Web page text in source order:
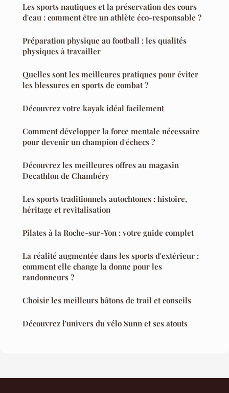
Les sports nautiques et la préservation des cours
d'eau : comment être un athlète éco-responsable ?
Préparation physique au football : les qualités
physiques à travailler
Quelles sont les meilleures pratiques pour éviter
les blessures en sports de combat ?
Découvrez votre kayak idéal facilement
Comment développer la force mentale nécessaire
pour devenir un champion d'échecs ?
Découvrez les meilleures offres au magasin
Decathlon de Chambéry
Les sports traditionnels autochtones : histoire,
héritage et revitalisation
Pilates à la Roche-sur-Yon : votre guide complet
La réalité augmentée dans les sports d'extérieur :
comment elle change la donne pour les
randonneurs ?
Choisir les meilleurs bâtons de trail et conseils
Découvrez l'univers du vélo Sunn et ses atouts